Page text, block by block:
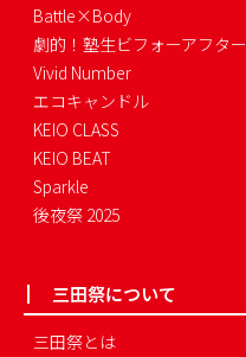
Battle×Body
劇的！塾生ビフォーアフター
Vivid Number
エコキャンドル
KEIO CLASS
KEIO BEAT
Sparkle
後夜祭 2025
三田祭について
三田祭とは